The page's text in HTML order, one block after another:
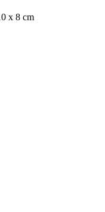
x 8 cm